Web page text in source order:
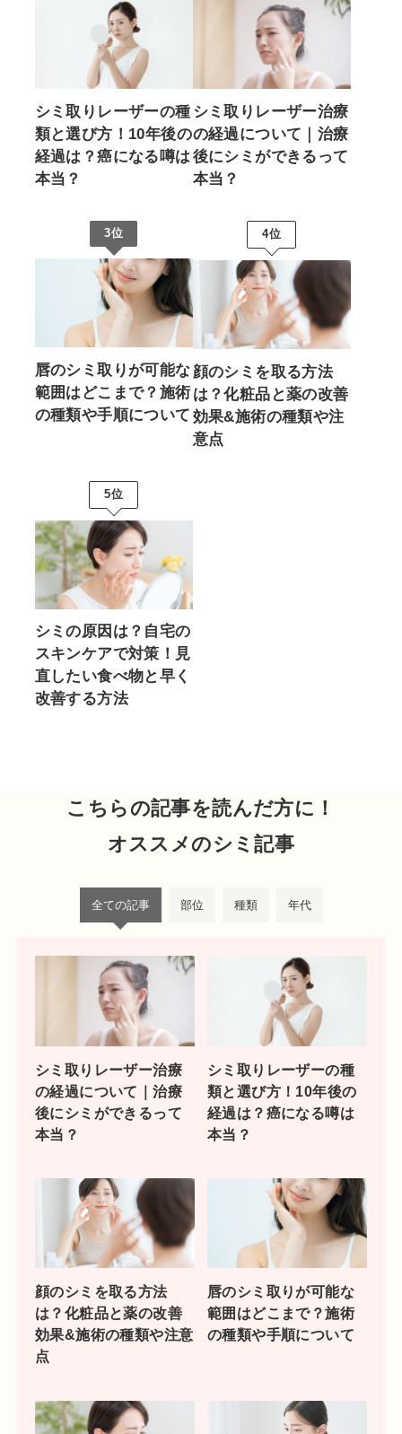
シミ取りレーザーの種
類と選び方！10年後の
経過は？癌になる噂は
本当？
シミ取りレーザー治療
の経過について｜治療
後にシミができるって
本当？
3位
唇のシミ取りが可能な
範囲はどこまで？施術
の種類や手順について
4位
顔のシミを取る方法
は？化粧品と薬の改善
効果&施術の種類や注
意点
5位
シミの原因は？自宅の
スキンケアで対策！見
直したい食べ物と早く
改善する方法
こちらの記事を読んだ方に！
オススメのシミ記事
全ての記事 部位 種類 年代
シミ取りレーザー治療
の経過について｜治療
後にシミができるって
本当？
シミ取りレーザーの種
類と選び方！10年後の
経過は？癌になる噂は
本当？
顔のシミを取る方法
は？化粧品と薬の改善
効果&施術の種類や注意
点
唇のシミ取りが可能な
範囲はどこまで？施術
の種類や手順について